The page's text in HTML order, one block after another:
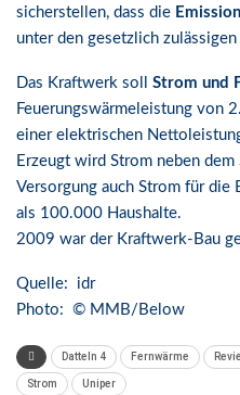
sicherstellen, dass die
unter den gesetzlich
Das Kraftwerk soll Strom und
Feuerungswärmeleistung von
einer elektrischen
Erzeugt wird Strom neben
Versorgung auch Strom für die
als 100.000 Haushalte.
2009 war der Kraftwerk-Bau
Quelle: idr
Photo: © MMB/Below
Datteln 4 Fernwärme
Strom Uniper